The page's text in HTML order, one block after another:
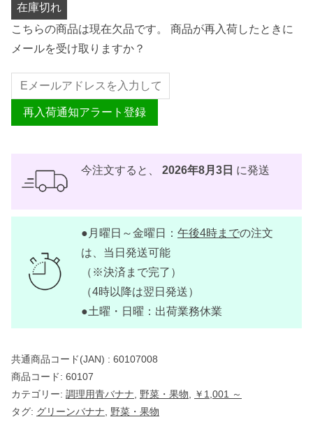
在庫切れ
こちらの商品は現在欠品です。 商品が再入荷したときに
メールを受け取りますか？
再入荷通知アラート登録
今注文すると、 2026年8月3日 に発送
●月曜日～金曜日： 午後4時までの注文
は、当日発送可能
（※決済まで完了）
（4時以降は翌日発送）
●土曜・日曜：出荷業務休業
共通商品コード(JAN) : 60107008
商品コード: 60107
カテゴリー: 調理用青バナナ 野菜・果物
￥1,001 ～
タグ: グリーンバナナ 野菜・果物